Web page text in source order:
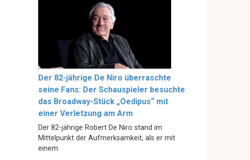
Der 82-jährige De Niro überraschte
seine Fans: Der Schauspieler besuchte
das Broadway-Stück „Oedipus“ mit
einer Verletzung am Arm
Der 82-jährige Robert De Niro stand im
Mittelpunkt der Aufmerksamkeit, als er mit
einem